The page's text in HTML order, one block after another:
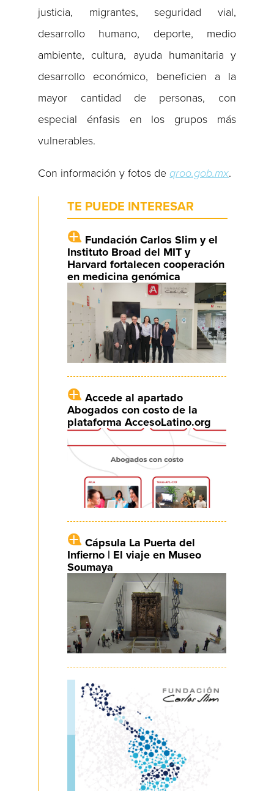
justicia, migrantes, seguridad vial,
desarrollo humano, deporte, medio
ambiente, cultura, ayuda humanitaria y
desarrollo económico, beneficien a la
mayor cantidad de personas, con
especial énfasis en los grupos más
vulnerables.
Con información y fotos de qroo.gob.mx.
TE PUEDE INTERESAR
Fundación Carlos Slim y el
Instituto Broad del MIT y
Harvard fortalecen cooperación
en medicina genómica
Accede al apartado
Abogados con costo de la
plataforma AccesoLatino.org
Cápsula La Puerta del
Infierno | El viaje en Museo
Soumaya